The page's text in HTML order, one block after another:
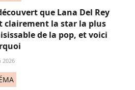
que Lana Del Rey
clairement la star la plus
de la pop, et voici
2026